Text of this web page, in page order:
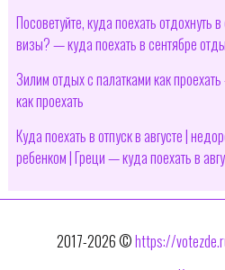
Посоветуйте, куда поехать отдохнуть
визы? — куда поехать в сентябре
Зилим отдых с палатками как
как проехать
Куда поехать в отпуск в августе |
ребенком | Греци — куда поехать в
2017-2026 ©https://